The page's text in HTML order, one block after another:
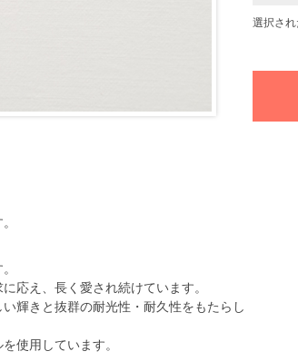
応え、長く愛され続けています。
輝きと抜群の耐光性・耐久性をもたらし
使用しています。
選択さ